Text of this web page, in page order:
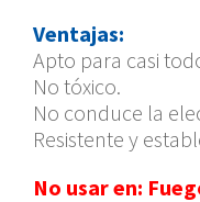
Ventajas:
Apto para casi
No tóxico.
No conduce la
Resistente y
No usar en: